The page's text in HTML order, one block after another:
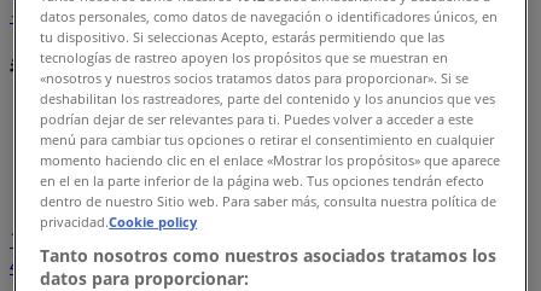
イク
都市
Tiendeo»
都市名から検索
1
...
41
42434445
datos personales, como datos de navegación o identificadores únicos, en
tu dispositivo. Si seleccionas Acepto, estarás permitiendo que las
tecnologías de rastreo apoyen los propósitos que se muestran en
«nosotros y nuestros socios tratamos datos para proporcionar». Si se
deshabilitan los rastreadores, parte del contenido y los anuncios que ves
podrían dejar de ser relevantes para ti. Puedes volver a acceder a este
menú para cambiar tus opciones o retirar el consentimiento en cualquier
momento haciendo clic en el enlace «Mostrar los propósitos» que aparece
en el en la parte inferior de la página web. Tus opciones tendrán efecto
dentro de nuestro Sitio web. Para saber más, consulta nuestra política de
privacidad.Cookie policy
Tanto nosotros como nuestros asociados tratamos los
datos para proporcionar: